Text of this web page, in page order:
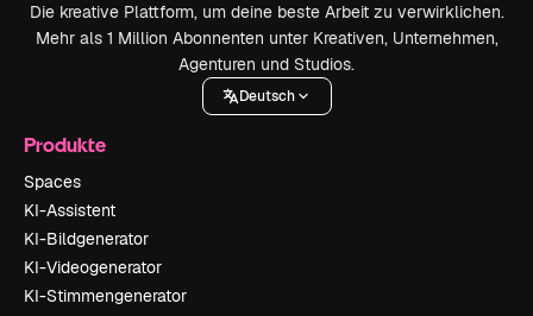
Die kreative Plattform, um deine beste Arbeit zu verwirklichen.
Mehr als 1 Million Abonnenten unter Kreativen, Unternehmen,
Agenturen und Studios.
Deutsch
Produkte
Spaces
KI-Assistent
KI-Bildgenerator
KI-Videogenerator
KI-Stimmengenerator